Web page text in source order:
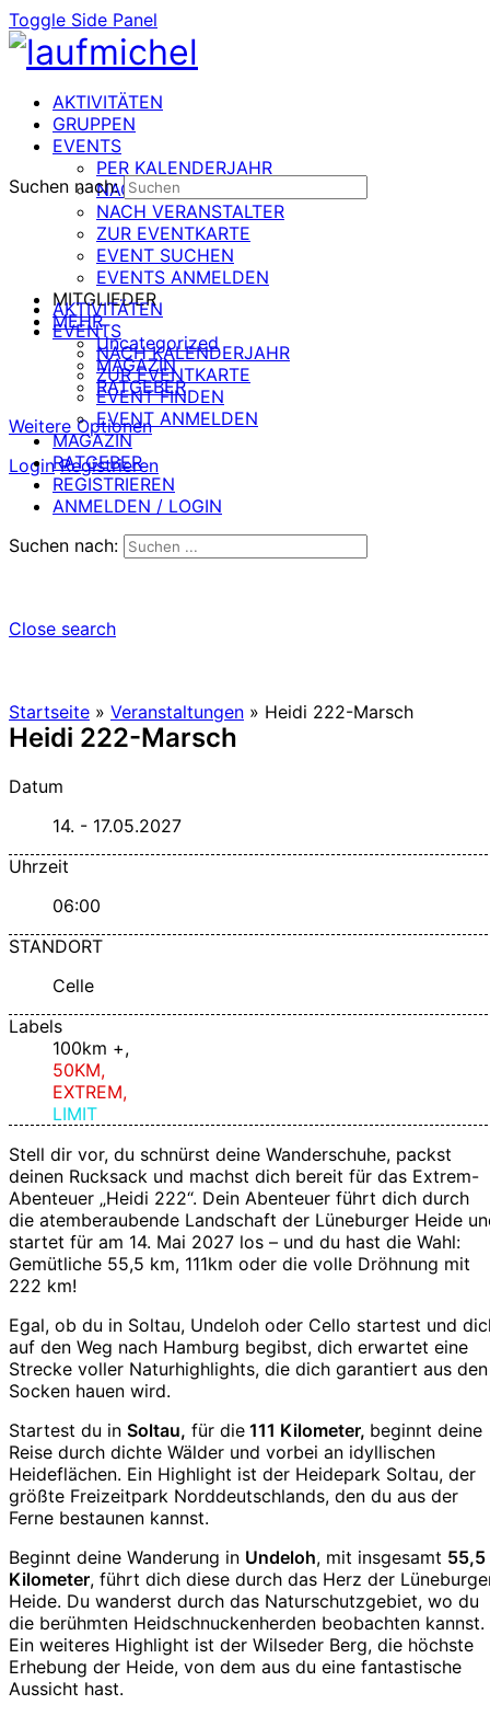
Toggle Side Panel
AKTIVITÄTEN
GRUPPEN
EVENTS
PER KALENDERJAHR
NACH DATUM
NACH VERANSTALTER
ZUR EVENTKARTE
EVENT SUCHEN
EVENTS ANMELDEN
MITGLIEDER
MEHR
Uncategorized
MAGAZIN
RATGEBER
Weitere Optionen
Login Registrieren
Suchen nach:
AKTIVITÄTEN
EVENTS
NACH KALENDERJAHR
ZUR EVENTKARTE
EVENT FINDEN
EVENT ANMELDEN
MAGAZIN
RATGEBER
REGISTRIEREN
ANMELDEN / LOGIN
Suchen nach:
Close search
Startseite » Veranstaltungen » Heidi 222-Marsch
Heidi 222-Marsch
Datum
14. - 17.05.2027
Uhrzeit
06:00
STANDORT
Celle
Labels
100km +,
50KM,
EXTREM,
LIMIT
Stell dir vor, du schnürst deine Wanderschuhe, packst
deinen Rucksack und machst dich bereit für das Extrem-
Abenteuer „Heidi 222“. Dein Abenteuer führt dich durch
die atemberaubende Landschaft der Lüneburger Heide
startet für am 14. Mai 2027 los – und du hast die Wahl:
Gemütliche 55,5 km, 111km oder die volle Dröhnung mit
222 km!
Egal, ob du in Soltau, Undeloh oder Cello startest und
auf den Weg nach Hamburg begibst, dich erwartet eine
Strecke voller Naturhighlights, die dich garantiert aus den
Socken hauen wird.
Startest du in Soltau, für die 111 Kilometer, beginnt deine
Reise durch dichte Wälder und vorbei an idyllischen
Heideflächen. Ein Highlight ist der Heidepark Soltau, der
größte Freizeitpark Norddeutschlands, den du aus der
Ferne bestaunen kannst.
Beginnt deine Wanderung in Undeloh, mit insgesamt 55,5
Kilometer, führt dich diese durch das Herz der
Heide. Du wanderst durch das Naturschutzgebiet, wo du
die berühmten Heidschnuckenherden beobachten kannst.
Ein weiteres Highlight ist der Wilseder Berg, die höchste
Erhebung der Heide, von dem aus du eine fantastische
Aussicht hast.